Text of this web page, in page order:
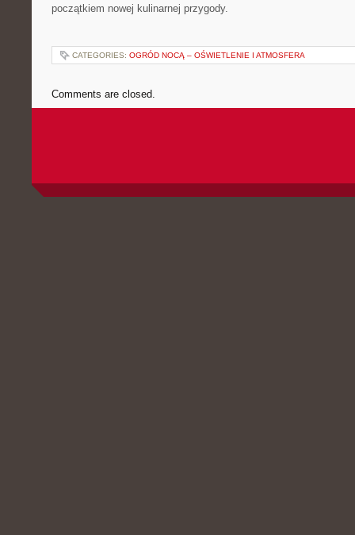
początkiem nowej kulinarnej przygody.
CATEGORIES: OGRÓD NOCĄ – OŚWIETLENIE I ATMOSFERA
Comments are closed.